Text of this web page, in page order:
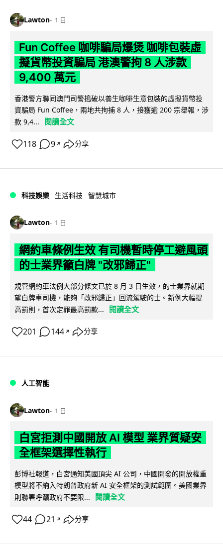
Lawton 1 日
Fun Coffee 咖啡騙局爆煲 咖啡包裝虛
擬貨幣投資騙局 港澳警拘 8 人涉款
9,400 萬元
香港警方聯同澳門司警搗破以養生咖啡生意包裝的虛擬貨幣投
資騙局 Fun Coffee，兩地共拘捕 8 人，接獲逾 200 宗舉報，涉
款 9,4...
閱讀全文
118 9 ↗ 分享
科技娛樂 生活科技 智慧城市
Lawton 1 日
網約車條例生效 有司機暫時停工避風頭
的士業界籲白牌 "改邪歸正"
規管網約車法例大部分條文已於 8 月 3 日生效，的士業界就期
望白牌車司機，能夠「改邪歸正」回流駕駛的士。新例大幅提
高罰則，首次定罪最高罰款...
閱讀全文
201 144 ↗ 分享
人工智能
Lawton 1 日
白宮拒測中國開放 AI 模型 業界質疑安
全框架選擇性執行
彭博社報道，白宮通知美國頂尖 AI 公司，中國開發的開放權重
模型將不納入特朗普政府新 AI 安全框架的測試範圍。美國業界
則聯署呼籲政府不要限...
閱讀全文
44 21 ↗ 分享